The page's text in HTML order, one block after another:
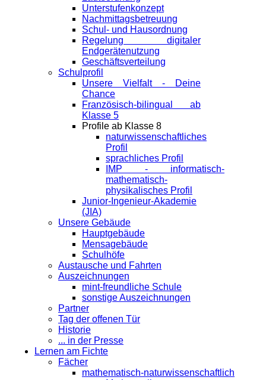
Unterstufenkonzept
Nachmittagsbetreuung
Schul- und Hausordnung
Regelung digitaler
Endgeräte­nutzung
Geschäftsverteilung
Schulprofil
Unsere Vielfalt - Deine
Chance
Französisch-bilingual ab
Klasse 5
Profile ab Klasse 8
naturwissenschaftliches
Profil
sprachliches Profil
IMP - informatisch-
mathematisch-
physikalisches Profil
Junior-Ingenieur-Akademie
(JIA)
Unsere Gebäude
Hauptgebäude
Mensagebäude
Schulhöfe
Austausche und Fahrten
Auszeichnungen
mint-freundliche Schule
sonstige Auszeichnungen
Partner
Tag der offenen Tür
Historie
... in der Presse
Lernen am Fichte
Fächer
mathematisch-naturwissenschaftlich